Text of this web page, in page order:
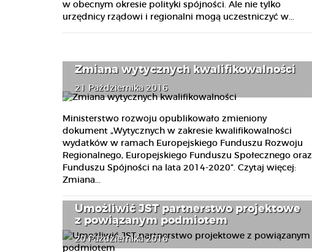
w obecnym okresie polityki spójności. Ale nie tylko
urzędnicy rządowi i regionalni mogą uczestniczyć w...
Zmiana wytycznych kwalifikowalności
21 Października 2016
Ministerstwo rozwoju opublikowało zmieniony
dokument „Wytycznych w zakresie kwalifikowalności
wydatków w ramach Europejskiego Funduszu Rozwoju
Regionalnego, Europejskiego Funduszu Społecznego oraz
Funduszu Spójności na lata 2014-2020”. Czytaj więcej:
Zmiana...
Umożliwić JST partnerstwo projektowe
z powiązanym podmiotem
20 Października 2016